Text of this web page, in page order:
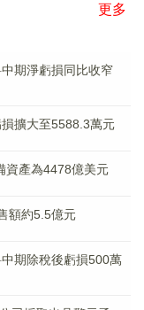
更多
期淨虧損同比收窄
擴大至5588.3萬元
資產為4478億美元
額約5.5億元
期除稅後虧損500萬